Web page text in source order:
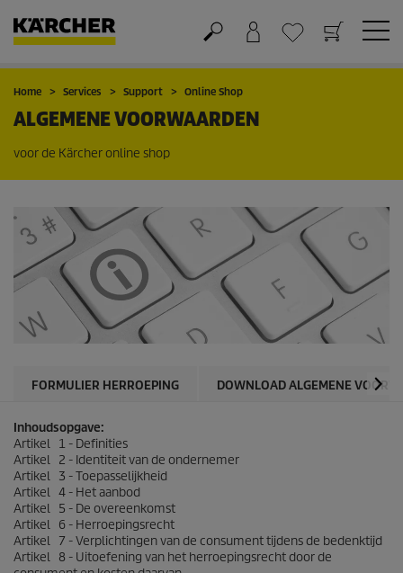
Winkelwagen
Wensenlijstje
Home Services Support Online Shop
ALGEMENE VOORWAARDEN
voor de Kärcher online shop
FORMULIER HERROEPING DOWNLOAD ALGEMENE
Inhoudsopgave:
Artikel 1 - Definities
Artikel 2 - Identiteit van de ondernemer
Artikel 3 - Toepasselijkheid
Artikel 4 - Het aanbod
Artikel 5 - De overeenkomst
Artikel 6 - Herroepingsrecht
Artikel 7 - Verplichtingen van de consument tijdens de bedenktijd
Artikel 8 - Uitoefening van het herroepingsrecht door de